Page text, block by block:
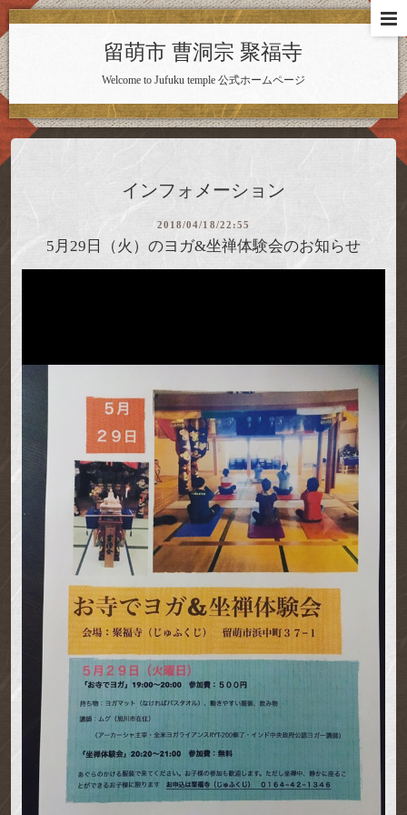
留萌市 曹洞宗 聚福寺
Welcome to Jufuku temple 公式ホームページ
インフォメーション
2018/04/18/22:55
5月29日（火）のヨガ&坐禅体験会のお知らせ